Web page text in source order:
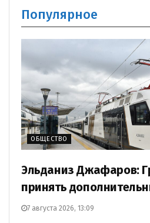
Популярное
ОБЩЕСТВО
Эльданиз Джафаров:
принять
7 августа 2026, 13:09